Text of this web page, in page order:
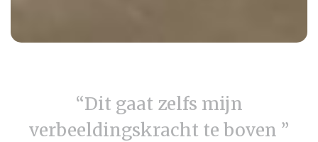
“Dit gaat zelfs mijn
verbeeldingskracht te boven ”